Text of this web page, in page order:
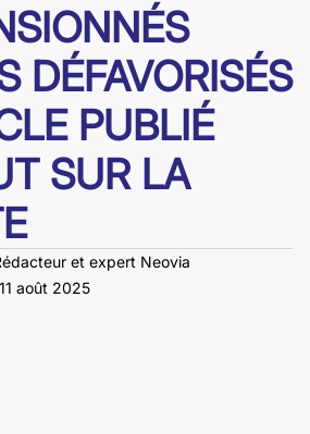
DÉFAVORISÉS
PUBLIÉ
SUR LA
et expert Neovia
août 2025